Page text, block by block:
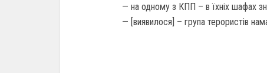
— на одному з КПП – в їхніх шафах
— [виявилося] – група терористів